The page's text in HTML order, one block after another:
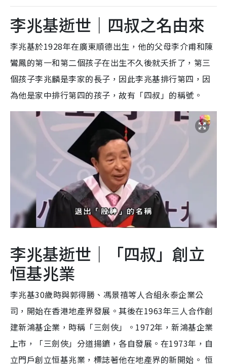
李兆基逝世｜四叔之名由來
李兆基於1928年在廣東順德出生，他的父母李介甫和陳
鸞鳳的第一和第二個孩子在出生不久後就夭折了，第三
個孩子李兆麟是李家的長子，因此李兆基排行第四，因
為他是家中排行第四的孩子，故有「四叔」的稱號。
李兆基逝世｜「四叔」創立
恒基兆業
李兆基30歲時與郭得勝、馮景禧等人合組永泰企業公
司，開始在香港地產界發展。其後在1963年三人合作創
建新鴻基企業，時稱「三劍俠」。1972年，新鴻基企業
上市，「三劍俠」分道揚鑣，各自發展。在1973年，自
立門戶創立恒基兆業，標誌著他在地產界的新開始。 恒